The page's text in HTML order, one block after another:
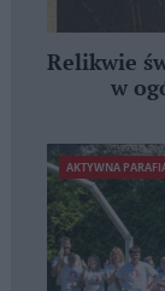
Relikwie
w
AKTYWNA